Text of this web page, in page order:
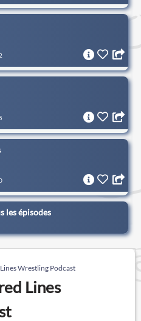
les épisodes
Wrestling Podcast
Lines